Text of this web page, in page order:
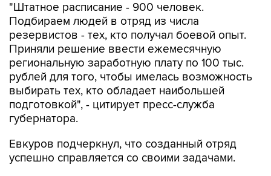
"Штатное расписание - 900 человек.
Подбираем людей в отряд из числа
резервистов - тех, кто получал боевой опыт.
Приняли решение ввести ежемесячную
региональную заработную плату по 100 тыс.
рублей для того, чтобы имелась возможность
выбирать тех, кто обладает наибольшей
подготовкой", - цитирует пресс-служба
губернатора.
Евкуров подчеркнул, что созданный отряд
успешно справляется со своими задачами.